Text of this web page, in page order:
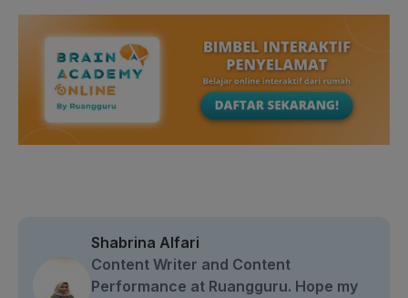
Shabrina Alfari
Content Writer and Content
Performance at Ruangguru. Hope my